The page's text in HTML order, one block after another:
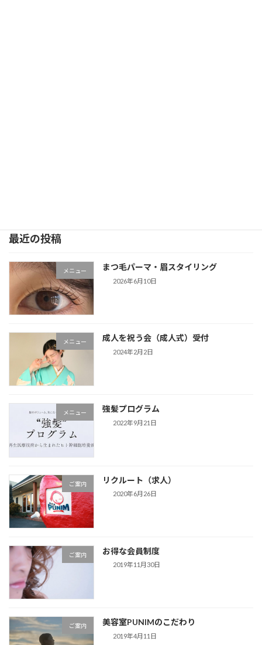
最近の投稿
メニュー まつ毛パーマ・眉スタイリング
2026年6月10日
メニュー 成人を祝う会（成人式）受付
2024年2月2日
メニュー 強髪プログラム
2022年9月21日
ご案内 リクルート（求人）
2020年6月26日
ご案内 お得な会員制度
2019年11月30日
ご案内 美容室PUNIMのこだわり
2019年4月11日